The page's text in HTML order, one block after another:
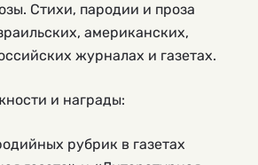
Стихи, пародии и проза
американских,
журналах и газетах.
и награды:
рубрик в газетах